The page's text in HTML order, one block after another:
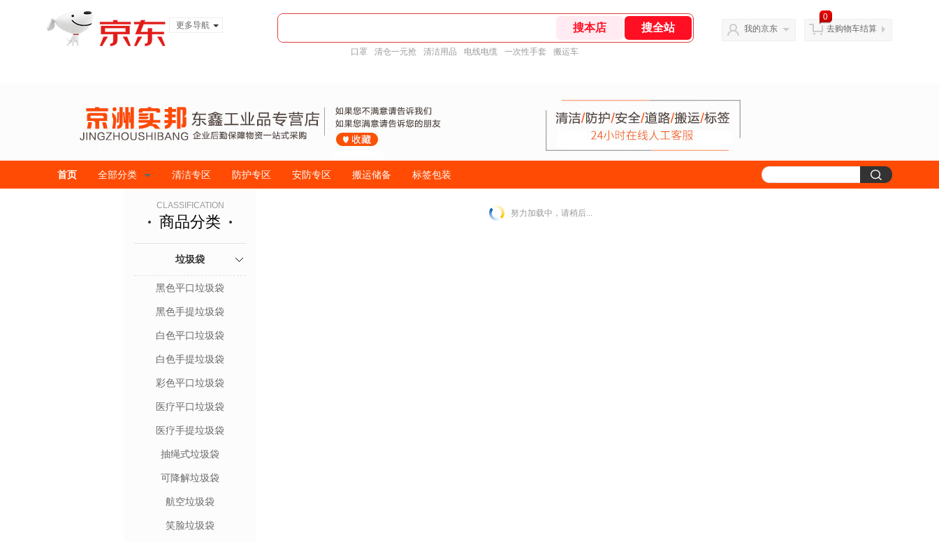
更多导航
口罩 清仓一元抢 清洁用品 电线电缆 一次性手套 搬运车
我的京东
0
去购物车结算
首页 全部分类 清洁专区 防护专区 安防专区 搬运储备 标签包装
CLASSIFICATION
商品分类
垃圾袋
黑色平口垃圾袋
黑色手提垃圾袋
白色平口垃圾袋
白色手提垃圾袋
彩色平口垃圾袋
医疗平口垃圾袋
医疗手提垃圾袋
抽绳式垃圾袋
可降解垃圾袋
航空垃圾袋
笑脸垃圾袋
努力加载中，请稍后...